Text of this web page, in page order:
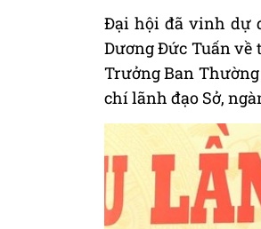
Đại hội đã vinh dự
Dương Đức Tuấn
Trưởng Ban
chí lãnh đạo Sở,